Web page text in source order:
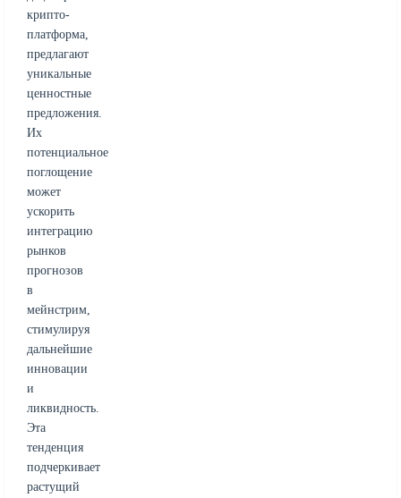
крипто-
платформа,
предлагают
уникальные
ценностные
предложения.
Их
потенциальное
поглощение
может
ускорить
интеграцию
рынков
прогнозов
в
мейнстрим,
стимулируя
дальнейшие
инновации
и
ликвидность.
Эта
тенденция
подчеркивает
растущий